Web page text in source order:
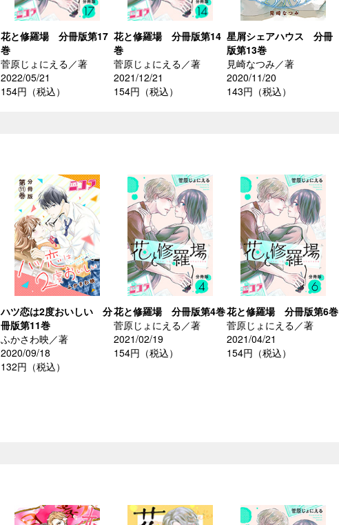
花と修羅場 分冊版第17
巻
菅原じょにえる／著
2022/05/21
154円（税込）
花と修羅場 分冊版第14
巻
菅原じょにえる／著
2021/12/21
154円（税込）
星屑シェアハウス 分冊
版第13巻
見崎なつみ／著
2020/11/20
143円（税込）
ハツ恋は2度おいしい 分
冊版第11巻
ふかさわ映／著
2020/09/18
132円（税込）
花と修羅場 分冊版第4巻
菅原じょにえる／著
2021/02/19
154円（税込）
花と修羅場 分冊版第6巻
菅原じょにえる／著
2021/04/21
154円（税込）